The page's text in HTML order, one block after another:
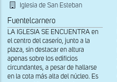
Iglesia de San Esteban
Fuentelcarnero
LA IGLESIA SE ENCUENTRA en
el centro del caserío, junto a la
plaza, sin destacar en altura
apenas sobre los edificios
circundantes, a pesar de hallarse
en la cota más alta del núcleo. Es